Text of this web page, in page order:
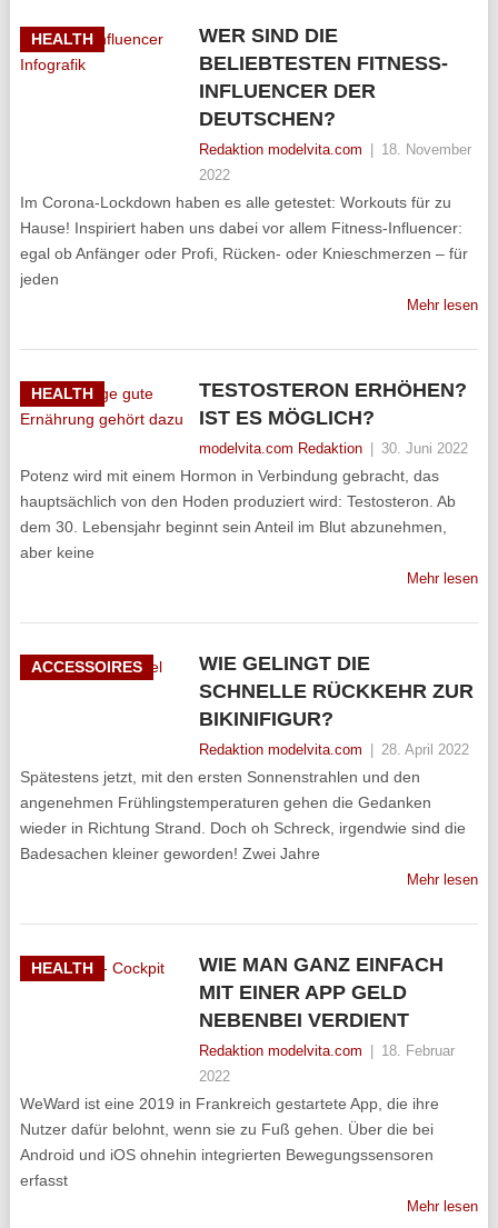
HEALTH
WER SIND DIE
BELIEBTESTEN FITNESS-
INFLUENCER DER
DEUTSCHEN?
Redaktion modelvita.com
18. November
2022
Im Corona-Lockdown haben es alle getestet: Workouts für zu
Hause! Inspiriert haben uns dabei vor allem Fitness-Influencer:
egal ob Anfänger oder Profi, Rücken- oder Knieschmerzen – für
jeden
Mehr lesen
HEALTH
TESTOSTERON ERHÖHEN?
IST ES MÖGLICH?
modelvita.com Redaktion 30. Juni 2022
Potenz wird mit einem Hormon in Verbindung gebracht, das
hauptsächlich von den Hoden produziert wird: Testosteron. Ab
dem 30. Lebensjahr beginnt sein Anteil im Blut abzunehmen,
aber keine
Mehr lesen
ACCESSOIRES
WIE GELINGT DIE
SCHNELLE RÜCKKEHR ZUR
BIKINIFIGUR?
Redaktion modelvita.com 28. April 2022
Spätestens jetzt, mit den ersten Sonnenstrahlen und den
angenehmen Frühlingstemperaturen gehen die Gedanken
wieder in Richtung Strand. Doch oh Schreck, irgendwie sind die
Badesachen kleiner geworden! Zwei Jahre
Mehr lesen
HEALTH
WIE MAN GANZ EINFACH
MIT EINER APP GELD
NEBENBEI VERDIENT
Redaktion modelvita.com
18. Februar
2022
WeWard ist eine 2019 in Frankreich gestartete App, die ihre
Nutzer dafür belohnt, wenn sie zu Fuß gehen. Über die bei
Android und iOS ohnehin integrierten Bewegungssensoren
erfasst
Mehr lesen